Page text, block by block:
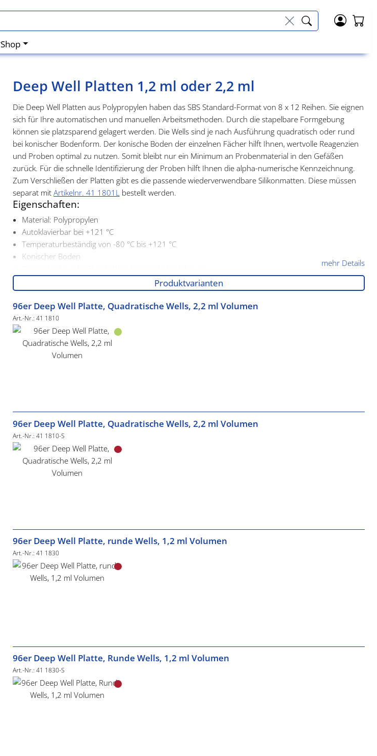
Shop
Deep Well Platten 1,2 ml oder 2,2 ml
Die Deep Well Platten aus Polypropylen haben das SBS Standard-Format von 8 x 12 Reihen. Sie eignen
sich für Ihre automatischen und manuellen Arbeitsmethoden. Durch die stapelbare Formgebung
können sie platzsparend gelagert werden. Die Wells sind je nach Ausführung quadratisch oder rund
bei konischer Bodenform. Der konische Boden der einzelnen Fächer hilft Ihnen, wertvolle Reagenzien
und Proben optimal zu nutzen. Somit bleibt nur ein Minimum an Probenmaterial in den Gefäßen
zurück. Für die schnelle Identifizierung der Proben hilft Ihnen die alpha-numerische Kennzeichnung.
Zum Verschließen der Platten gibt es die passende wiederverwendbare Silikonmatten. Diese müssen
separat mit Artikelnr. 41 1801L bestellt werden.
Eigenschaften:
Material: Polypropylen
Autoklavierbar bei +121 °C
Temperaturbeständig von -80 °C bis +121 °C
Konischer Boden
1,2 ml oder 2,2 ml Volumen je nach Ausführung
mehr Details
Produktvarianten
96er Deep Well Platte, Quadratische Wells, 2,2 ml Volumen
Art.-Nr.: 41 1810
96er Deep Well Platte, Quadratische Wells, 2,2 ml Volumen
Art.-Nr.: 41 1810-S
96er Deep Well Platte, runde Wells, 1,2 ml Volumen
Art.-Nr.: 41 1830
96er Deep Well Platte, Runde Wells, 1,2 ml Volumen
Art.-Nr.: 41 1830-S